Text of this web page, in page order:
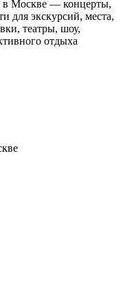
в Москве — концерты,
для экскурсий, места,
театры, шоу,
отдыха